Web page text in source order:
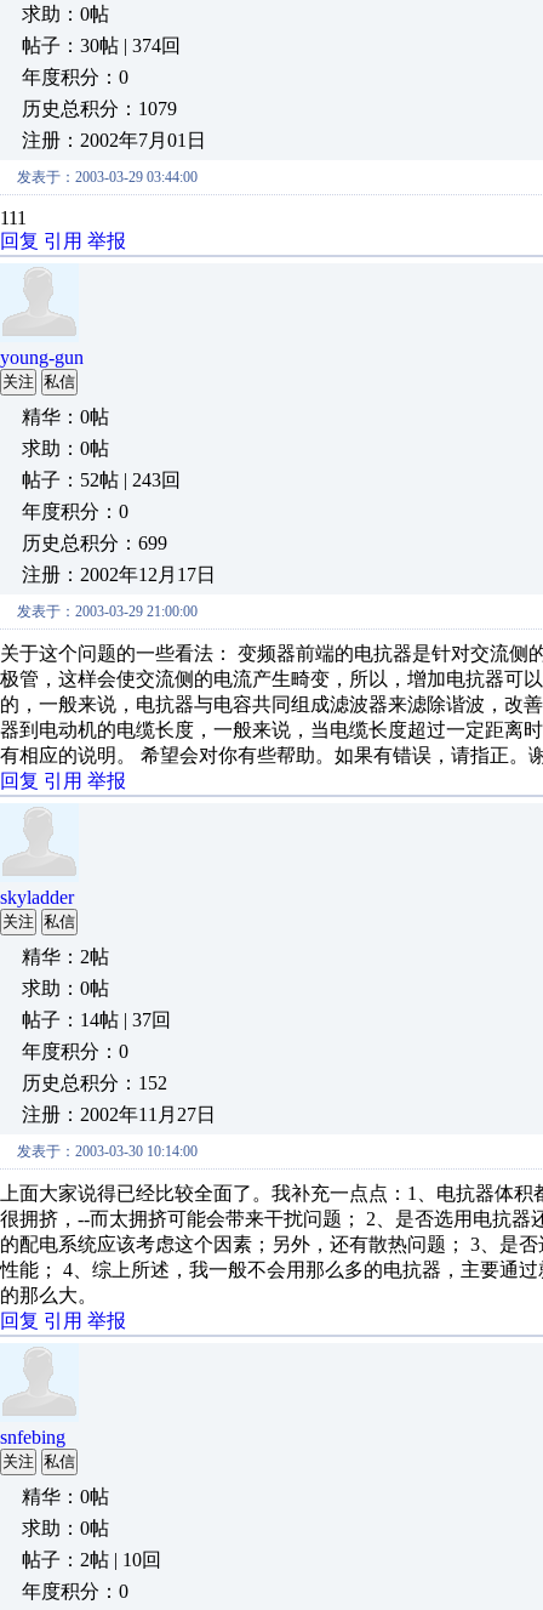
求助：0帖
帖子：30帖 | 374回
年度积分：0
历史总积分：1079
注册：2002年7月01日
发表于：2003-03-29 03:44:00
111
回复 引用 举报
young-gun
关注 私信
精华：0帖
求助：0帖
帖子：52帖 | 243回
年度积分：0
历史总积分：699
注册：2002年12月17日
发表于：2003-03-29 21:00:00
关于这个问题的一些看法： 变频器前端的电抗器是针对交流
极管，这样会使交流侧的电流产生畸变，所以，增加电抗器可
的，一般来说，电抗器与电容共同组成滤波器来滤除谐波，改
器到电动机的电缆长度，一般来说，当电缆长度超过一定距离
有相应的说明。 希望会对你有些帮助。如果有错误，请指正。
回复 引用 举报
skyladder
关注 私信
精华：2帖
求助：0帖
帖子：14帖 | 37回
年度积分：0
历史总积分：152
注册：2002年11月27日
发表于：2003-03-30 10:14:00
上面大家说得已经比较全面了。我补充一点点：1、电抗器体
很拥挤，--而太拥挤可能会带来干扰问题； 2、是否选用电抗
的配电系统应该考虑这个因素；另外，还有散热问题； 3、是
性能； 4、综上所述，我一般不会用那么多的电抗器，主要通
的那么大。
回复 引用 举报
snfebing
关注 私信
精华：0帖
求助：0帖
帖子：2帖 | 10回
年度积分：0